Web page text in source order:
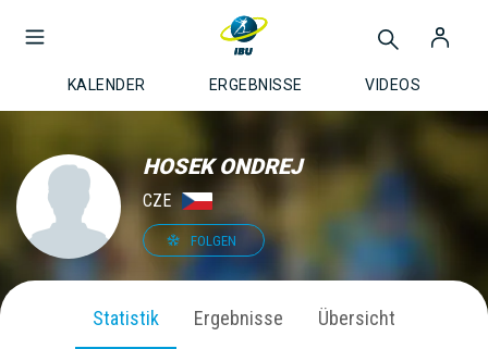
KALENDER ERGEBNISSE VIDEOS
HOSEK ONDREJ
CZE
FOLGEN
Statistik Ergebnisse Übersicht